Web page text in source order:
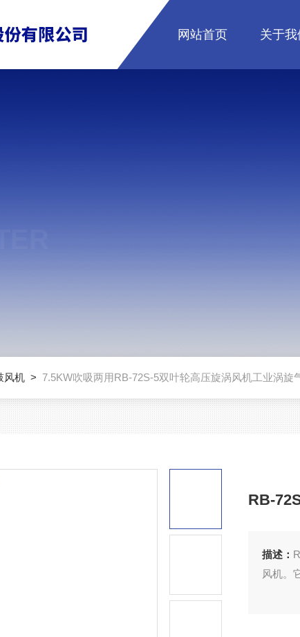
网站首页 关于我
风机 > 7.5KW吹吸两用RB-72S-5双叶轮高压旋涡风机工业涡旋
RB-
描述：
风机。